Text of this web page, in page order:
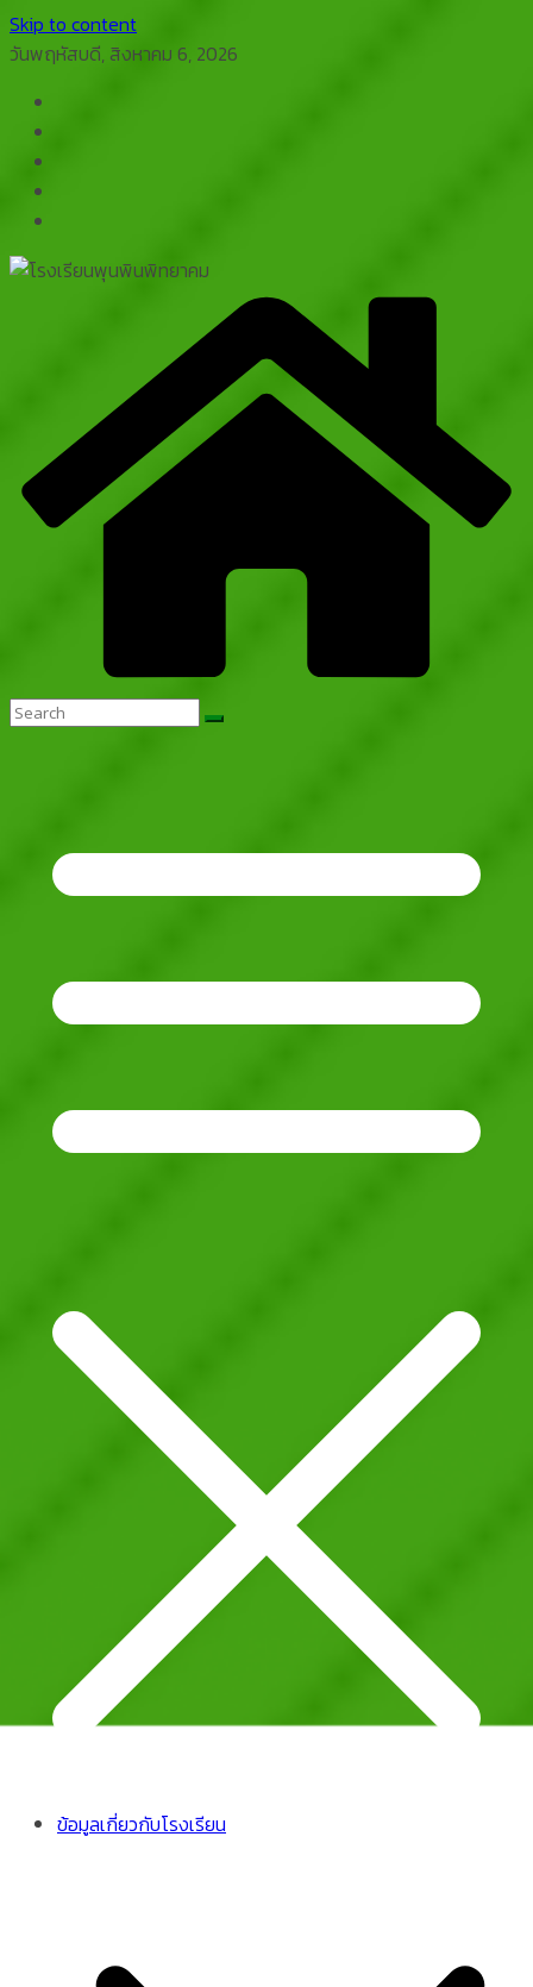
Skip to content
วันพฤหัสบดี, สิงหาคม 6, 2026
ข้อมูลเกี่ยวกับโรงเรียน